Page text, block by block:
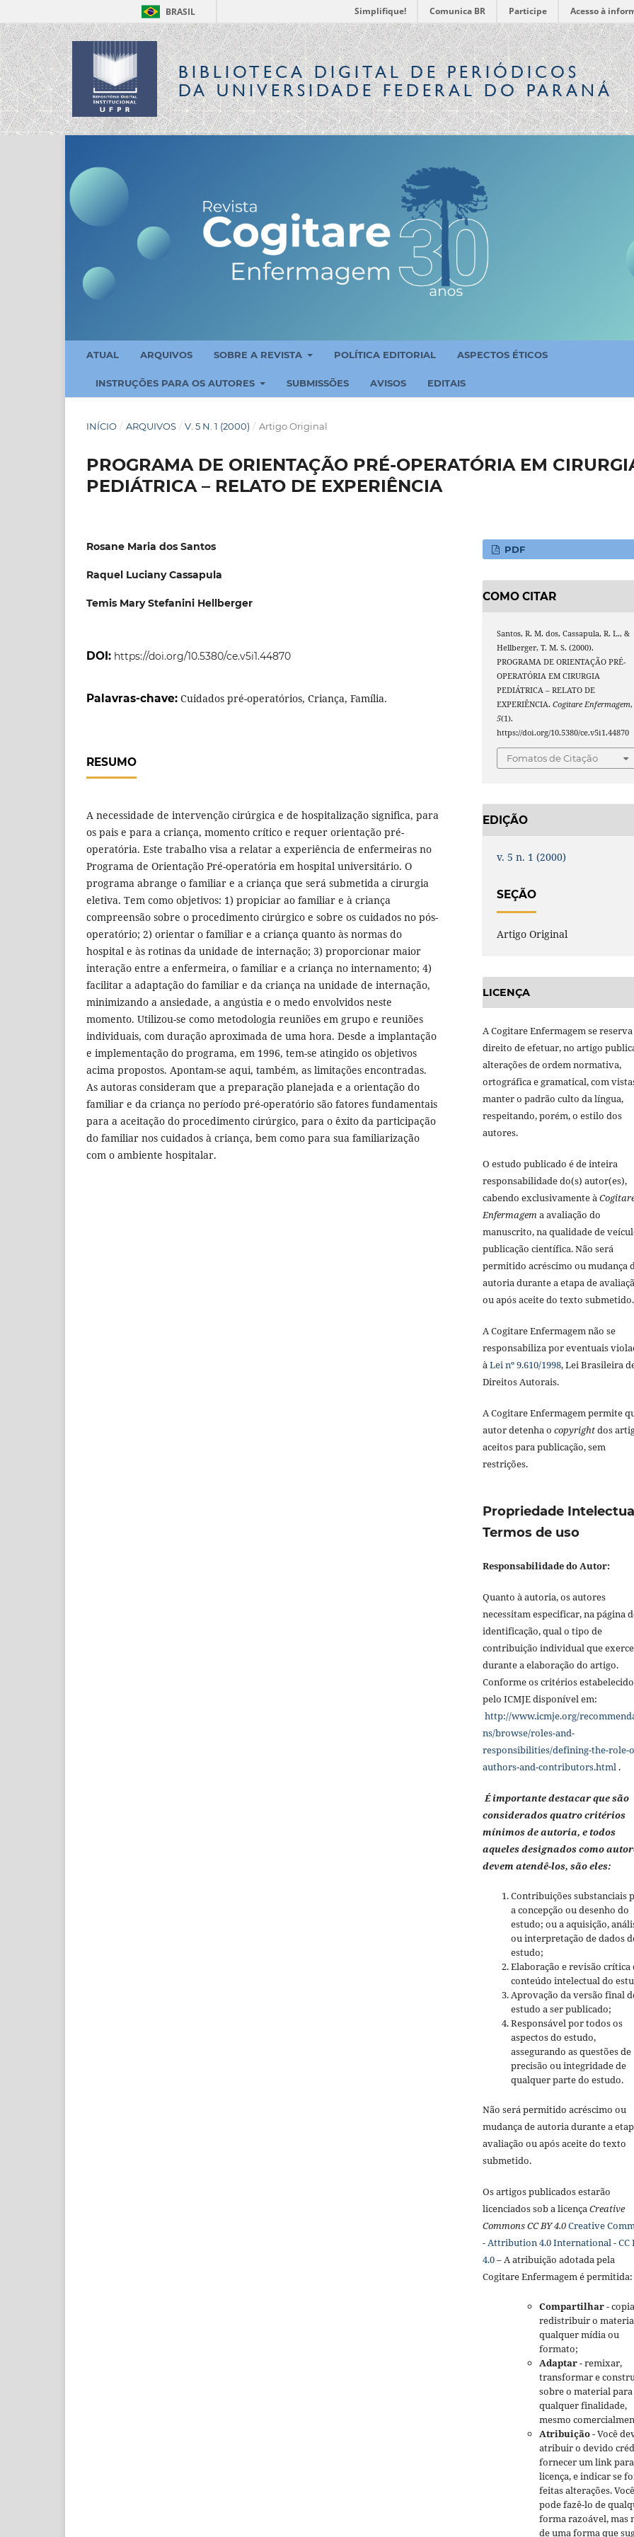
BRASIL Simplifique! Comunica BR Participe Acesso à
BIBLIOTECA DIGITALDE PERIÓDICOS
DA UNIVERSIDADE FEDERAL DO PARANÁ
ATUAL ARQUIVOS SOBRE A REVISTA POLÍTICA EDITORIAL ASPECTOS ÉTICOS
INSTRUÇÕES PARA OS AUTORES SUBMISSÕES AVISOS EDITAIS
INÍCIO / ARQUIVOS / V. 5 N. 1 (2000) / Artigo Original
PROGRAMA DE ORIENTAÇÃO PRÉ-OPERATÓRIA EM
PEDIÁTRICA – RELATO DE EXPERIÊNCIA
Rosane Maria dos Santos
Raquel Luciany Cassapula
Temis Mary Stefanini Hellberger
DOI: https://doi.org/10.5380/ce.v5i1.44870
Palavras-chave: Cuidados pré-operatórios, Criança, Família.
RESUMO
A necessidade de intervenção cirúrgica e de hospitalização significa, para
os pais e para a criança, momento crítico e requer orientação pré-
operatória. Este trabalho visa a relatar a experiência de enfermeiras no
Programa de Orientação Pré-operatória em hospital universitário. O
programa abrange o familiar e a criança que será submetida a cirurgia
eletiva. Tem como objetivos: 1) propiciar ao familiar e à criança
compreensão sobre o procedimento cirúrgico e sobre os cuidados no pós-
operatório; 2) orientar o familiar e a criança quanto às normas do
hospital e às rotinas da unidade de internação; 3) proporcionar maior
interação entre a enfermeira, o familiar e a criança no internamento; 4)
facilitar a adaptação do familiar e da criança na unidade de internação,
minimizando a ansiedade, a angústia e o medo envolvidos neste
momento. Utilizou-se como metodologia reuniões em grupo e reuniões
individuais, com duração aproximada de uma hora. Desde a implantação
e implementação do programa, em 1996, tem-se atingido os objetivos
acima propostos. Apontam-se aqui, também, as limitações encontradas.
As autoras consideram que a preparação planejada e a orientação do
familiar e da criança no período pré-operatório são fatores fundamentais
para a aceitação do procedimento cirúrgico, para o êxito da participação
do familiar nos cuidados à criança, bem como para sua familiarização
com o ambiente hospitalar.
PDF
COMO CITAR
Santos, R. M. dos, Cassapula, R. L., &
Hellberger, T. M. S. (2000).
PROGRAMA DE ORIENTAÇÃO PRÉ-
OPERATÓRIA EM CIRURGIA
PEDIÁTRICA – RELATO DE
EXPERIÊNCIA.Cogitare Enfermagem,
5(1).
https://doi.org/10.5380/ce.v5i1.44870
Fomatos de Citação
EDIÇÃO
v. 5 n. 1 (2000)
SEÇÃO
Artigo Original
LICENÇA
A Cogitare Enfermagem se
direito de efetuar, no artigo
alterações de ordem normativa,
ortográfica e gramatical, com
manter o padrão culto da língua,
respeitando, porém, o estilo dos
autores.
O estudo publicado é de inteira
responsabilidade do(s) autor(es),
cabendo exclusivamente à
Enfermagema avaliação do
manuscrito, na qualidade de
publicação científica. Não será
permitido acréscimo ou mudança
autoria durante a etapa de
ou após aceite do texto submetido.
A Cogitare Enfermagem não se
responsabiliza por eventuais
àLei nº 9.610/1998, Lei Brasileira
Direitos Autorais.
A Cogitare Enfermagem permite
autor detenha o copyrightdos
aceitos para publicação, sem
restrições.
Propriedade
Termos de uso
Responsabilidade do Autor:
Quanto à autoria, os autores
necessitam especificar, na página
identificação, qual o tipo de
contribuição individual que
durante a elaboração do artigo.
Conforme os critérios
pelo ICMJE disponível em:
http://www.icmje.org/
ns/browse/roles-and-
responsibilities/defining-the-role-
authors-and-contributors.html .
É importante destacar que são
considerados quatro critérios
mínimos de autoria, e todos
aqueles designados como
devem atendê-los, são eles:
Contribuições substanciais
a concepção ou desenho do
estudo; ou a aquisição,
ou interpretação de dados
estudo;
Elaboração e revisão crítica
conteúdo intelectual do
Aprovação da versão final
estudo a ser publicado;
Responsável por todos os
aspectos do estudo,
assegurando as questões de
precisão ou integridade de
qualquer parte do estudo.
Não será permitido acréscimo ou
mudança de autoria durante a
avaliação ou após aceite do texto
submetido.
Os artigos publicados estarão
licenciados sob a licençaCreative
Commons CC BY 4.0Creative
- Attribution 4.0 International - CC
4.0– A atribuição adotada pela
Cogitare Enfermagem é permitida:
Compartilhar-
redistribuir o
qualquer mídia ou
formato;
Adaptar- remixar,
transformar e
sobre o material para
qualquer finalidade,
mesmo
Atribuição- Você
atribuir o devido
fornecer um link
licença, e indicar se
feitas alterações. Você
pode fazê-lo de
forma razoável, mas
de uma forma que